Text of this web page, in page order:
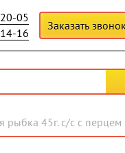
05
16
Заказать звонок
рыбка 45г. с/с с